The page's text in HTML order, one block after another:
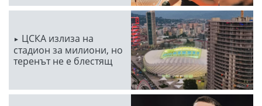
ЦСКА излиза на
стадион за милиони, но
теренът не е блестящ